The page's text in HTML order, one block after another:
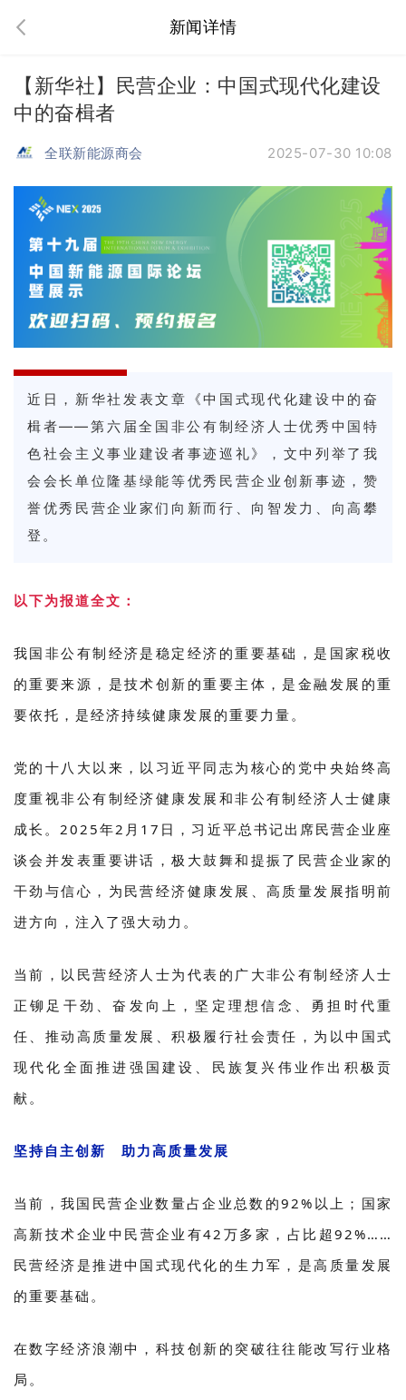
新闻详情
【新华社】民营企业：中国式现代化建设
中的奋楫者
全联新能源商会 2025-07-30 10:08
近日，新华社发表文章《中国式现代化建设中的奋
楫者——第六届全国非公有制经济人士优秀中国特
色社会主义事业建设者事迹巡礼》，文中列举了我
会会长单位隆基绿能等优秀民营企业创新事迹，赞
誉优秀民营企业家们 向新而行、向智发力、向高攀
登。
以下为报道全文：
我国非公有制经济是稳定经济的重要基础，是国家税收
的重要来源，是技术创新的重要主体，是金融发展的重
要依托，是经济持续健康发展的重要力量。
党的十八大以来，以习近平同志为核心的党中央始终高
度重视非公有制经济健康发展和非公有制经济人士健康
成长。2025年2月17日，习近平总书记出席民营企业座
谈会并发表重要讲话，极大鼓舞和提振了民营企业家的
干劲与信心，为民营经济健康发展、高质量发展指明前
进方向，注入了强大动力。
当前，以民营经济人士为代表的广大非公有制经济人士
正铆足干劲、奋发向上，坚定理想信念、勇担时代重
任、推动高质量发展、积极履行社会责任，为以中国式
现代化全面推进强国建设、民族复兴伟业作出积极贡
献。
坚持自主创新 助力高质量发展
当前，我国民营企业数量占企业总数的92%以上；国家
高新技术企业中民营企业有42万多家，占比超92%……
民营经济是推进中国式现代化的生力军，是高质量发展
的重要基础。
在数字经济浪潮中，科技创新的突破往往能改写行业格
局。